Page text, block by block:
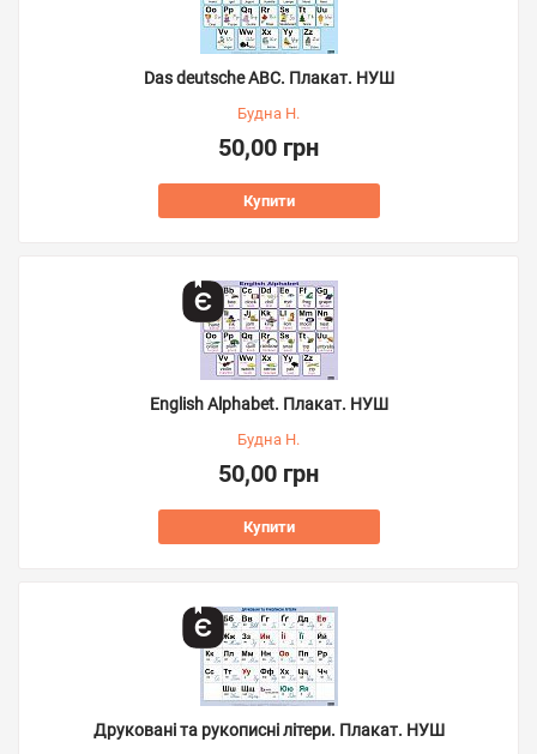
Das deutsche ABC. Плакат. НУШ
Будна Н.
50,00 грн
Купити
English Alphabet. Плакат. НУШ
Будна Н.
50,00 грн
Купити
Друковані та рукописні літери. Плакат. НУШ